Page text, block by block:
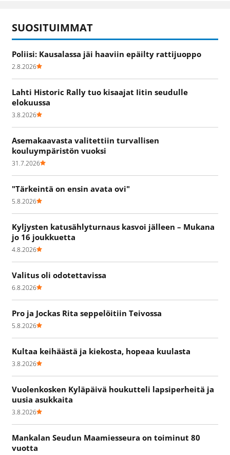
SUOSITUIMMAT
Poliisi: Kausalassa jäi haaviin epäilty rattijuoppo
2.8.2026
Lahti Historic Rally tuo kisaajat Iitin seudulle
elokuussa
3.8.2026
Asemakaavasta valitettiin turvallisen
kouluympäristön vuoksi
31.7.2026
"Tärkeintä on ensin avata ovi"
5.8.2026
Kyljysten katusählyturnaus kasvoi jälleen – Mukana
jo 16 joukkuetta
4.8.2026
Valitus oli odotettavissa
6.8.2026
Pro ja Jockas Rita seppelöitiin Teivossa
5.8.2026
Kultaa keihäästä ja kiekosta, hopeaa kuulasta
3.8.2026
Vuolenkosken Kyläpäivä houkutteli lapsiperheitä ja
uusia asukkaita
3.8.2026
Mankalan Seudun Maamiesseura on toiminut 80
vuotta